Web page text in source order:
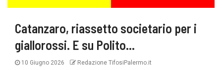
Catanzaro, riassetto societario per i
giallorossi. E su Polito…
10 Giugno 2026 Redazione TifosiPalermo.it